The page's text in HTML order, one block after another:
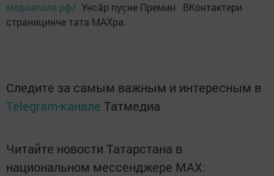
медиаполе.рф/ Унсăр пуçне Премин ВКонтактери
страницинче тата MAXра.
Следите за самым важным и интересным в
Telegram-канале Татмедиа
Читайте новости Татарстана в
национальном мессенджере MАХ: